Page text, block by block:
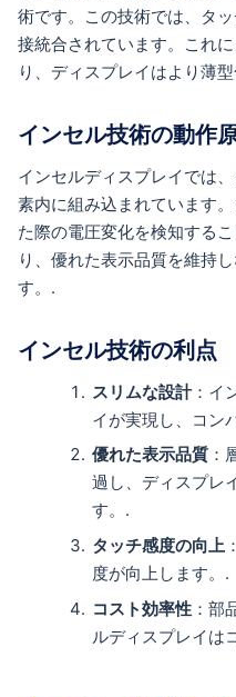
術です。この技術では、タ
接統合されています。これ
り、ディスプレイはより薄
インセル技術の動作
インセルディスプレイでは
素内に組み込まれています
た際の電圧変化を検知する
り、優れた表示品質を維持
す。.
インセル技術の利点
スリムな設計：イ
イが実現し、コン
優れた表示品質 ：
過し、ディスプレ
す。.
タッチ感度の向上
度が向上します。.
コスト効率性 ：部
ルディスプレイは